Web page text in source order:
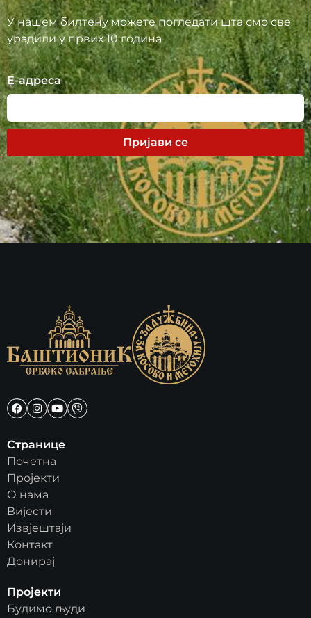
У нашем билтену можете погледати шта смо све
урадили у првих 10 година
Е-адреса
Пријави се
Странице
Почетна
Пројекти
О нама
Вијести
Извјештаји
Контакт
Донирај
Пројекти
Будимо људи